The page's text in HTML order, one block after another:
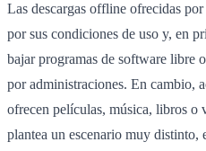
Las descargas offline ofrecidas
por sus condiciones de uso y, en
bajar programas de software libre
por administraciones. En cambio,
ofrecen películas, música, libros o
plantea un escenario muy distinto,